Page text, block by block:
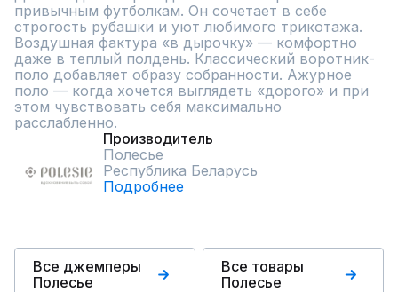
привычным футболкам. Он сочетает в себе
строгость рубашки и уют любимого трикотажа.
Воздушная фактура «в дырочку» — комфортно
даже в теплый полдень. Классический воротник-
поло добавляет образу собранности. Ажурное
поло — когда хочется выглядеть «дорого» и при
этом чувствовать себя максимально
расслабленно.
Производитель
Полесье
Республика Беларусь
Подробнее
Все джемперы
Полесье
Все товары
Полесье